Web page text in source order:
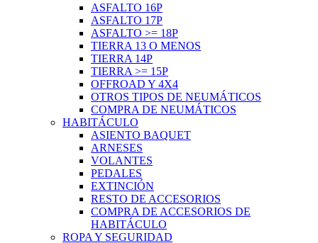
ASFALTO 16P
ASFALTO 17P
ASFALTO >= 18P
TIERRA 13 O MENOS
TIERRA 14P
TIERRA >= 15P
OFFROAD Y 4X4
OTROS TIPOS DE NEUMÁTICOS
COMPRA DE NEUMÁTICOS
HABITÁCULO
ASIENTO BAQUET
ARNESES
VOLANTES
PEDALES
EXTINCIÓN
RESTO DE ACCESORIOS
COMPRA DE ACCESORIOS DE
HABITÁCULO
ROPA Y SEGURIDAD